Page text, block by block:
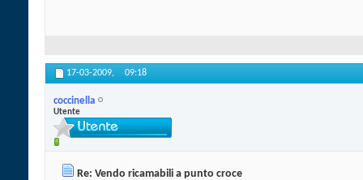
17-03-2009, 09:18
coccinella
Utente
Re: Vendo ricamabili a punto croce